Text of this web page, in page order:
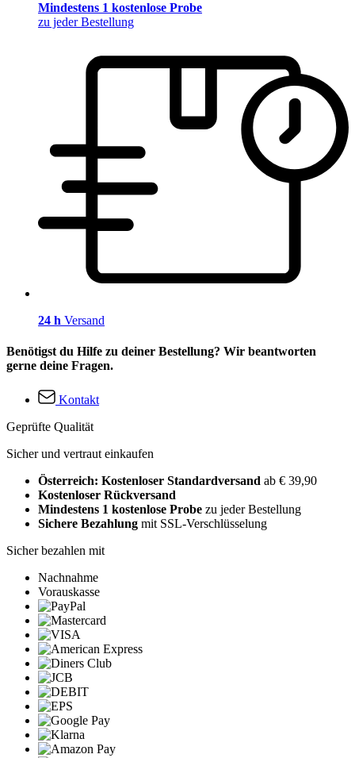
Mindestens 1 kostenlose Probe
zu jeder Bestellung
24 h Versand
Benötigst du Hilfe zu deiner Bestellung? Wir beantworten
gerne deine Fragen.
Kontakt
Geprüfte Qualität
Sicher und vertraut einkaufen
Österreich: Kostenloser Standardversand ab € 39,90
Kostenloser Rückversand
Mindestens 1 kostenlose Probe zu jeder Bestellung
Sichere Bezahlung mit SSL-Verschlüsselung
Sicher bezahlen mit
Nachnahme
Vorauskasse